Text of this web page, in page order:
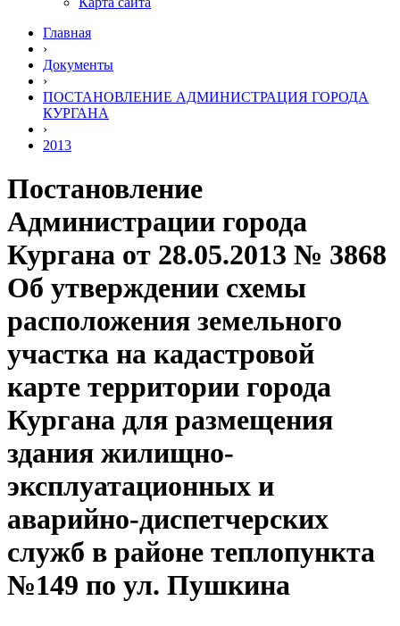
Главная
›
Документы
›
ПОСТАНОВЛЕНИЕ АДМИНИСТРАЦИЯ ГОРОДА
КУРГАНА
›
2013
Постановление
Администрации города
Кургана от 28.05.2013 № 3868
Об утверждении схемы
расположения земельного
участка на кадастровой
карте территории города
Кургана для размещения
здания жилищно-
эксплуатационных и
аварийно-диспетчерских
служб в районе теплопункта
№149 по ул. Пушкина